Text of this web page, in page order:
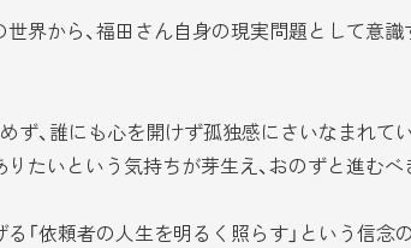
界から、福田さん自身の現実問題として意
ず、誰にも心を開けず孤独感にさいなまれて
たいという気持ちが芽生え、おのずと進むべ
「依頼者の人生を明るく照らす」という信